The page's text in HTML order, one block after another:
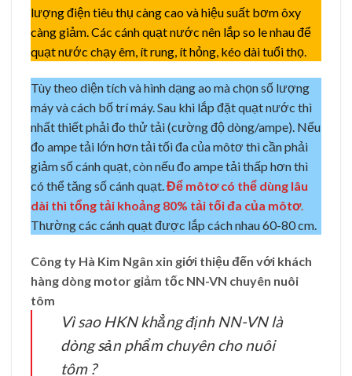
lượng điện tiêu thụ càng cao và hiệu suất bơm ôxy
càng giảm. Các cánh quạt nước nên lắp so le nhau để
quạt nước chạy êm, ít rung, ít hỏng, kéo dài tuổi thọ.
Tùy theo diện tích và hình dạng ao mà chọn số lượng
máy và cách bố trí máy. Sau khi lắp đặt quạt nước thì
nhất thiết phải đo thử tải (cường độ dòng/ampe). Nếu
đo ampe tải lớn hơn tải tối đa của môtơ thì cần phải
giảm số cánh quạt, còn nếu đo ampe tải thấp hơn thì
có thể tăng số cánh quạt.Để môtơ có thể dùng lâu
dài thì tổng tải khoảng 80% tải tối đa của môtơ.
Thường các cánh quạt được lắp cách nhau 60-80 cm.
Công ty Hà Kim Ngân xin giới thiệu đến với khách
hàng dòng motor giảm tốc NN-VN chuyên nuôi
tôm
Vì sao HKN khẳng định NN-VN là
dòng sản phẩm chuyên cho nuôi
tôm ?